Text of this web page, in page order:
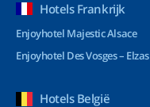
Hotels Frankrijk
Enjoyhotel Majestic Alsace
Enjoyhotel Des Vosges – Elzas
Hotels België